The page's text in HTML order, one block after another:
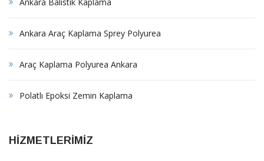
Ankara Araç Kaplama Sprey Polyurea
Araç Kaplama Polyurea Ankara
Polatlı Epoksi Zemin Kaplama
HİZMETLERİMİZ